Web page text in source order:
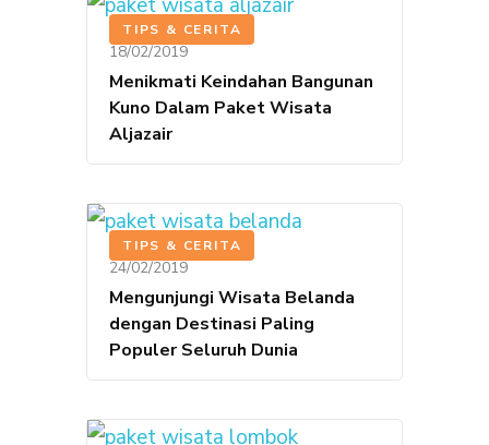
TIPS & CERITA
18/02/2019
Menikmati Keindahan Bangunan
Kuno Dalam Paket Wisata
Aljazair
TIPS & CERITA
24/02/2019
Mengunjungi Wisata Belanda
dengan Destinasi Paling
Populer Seluruh Dunia